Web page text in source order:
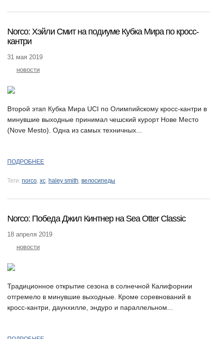
Norco: Хэйли Смит на подиуме Кубка Мира по кросс-
кантри
31 мая 2019
новости
Второй этап Кубка Мира UCI по Олимпийскому кросс-кантри в
минувшие выходные принимал чешский курорт Нове Место
(Nove Mesto). Одна из самых техничных...
ПОДРОБНЕЕ
Теги: norco, xc, haley smith, велосипеды
Norco: Победа Джил Кинтнер на Sea Otter Classic
18 апреля 2019
новости
Традиционное открытие сезона в солнечной Калифорнии
отгремело в минувшие выходные. Кроме соревнований в
кросс-кантри, даунхилле, эндуро и параллельном...